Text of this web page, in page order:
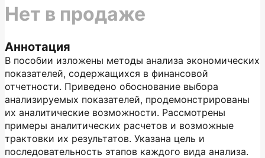
Аннотация
В пособии изложены методы анализа экономических
показателей, содержащихся в финансовой
отчетности. Приведено обоснование выбора
анализируемых показателей, продемонстрированы
их аналитические возможности. Рассмотрены
примеры аналитических расчетов и возможные
трактовки их результатов. Указана цель и
последовательность этапов каждого вида анализа.
Нет в продаже